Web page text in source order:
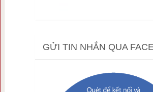
GỬI TIN NHẮN QUA